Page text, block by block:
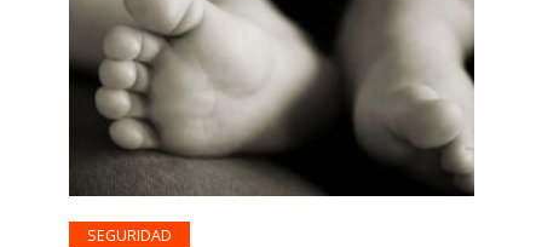
SEGURIDAD